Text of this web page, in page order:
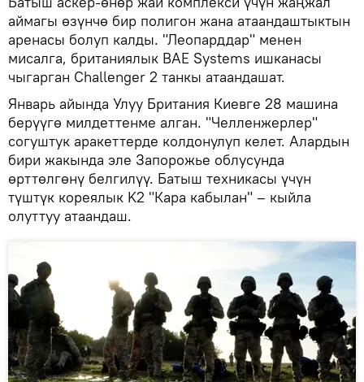
аймагы өзүнчө бир полигон жана атаандаштыктын
аренасы болуп калды. "Леопарддар" менен
мисалга, британиялык BAE Systems ишканасы
чыгарган Challenger 2 танкы атаандашат.
Январь айында Улуу Британия Киевге 28 машина
берүүгө милдеттенме алган. "Челленжерлер"
согуштук аракеттерде колдонулуп келет. Алардын
бири жакында эле Запорожье облусунда
өрттөлгөнү белгилүү. Батыш техникасы үчүн
түштүк кореялык K2 "Кара кабылан" – кыйла
олуттуу атаандаш.